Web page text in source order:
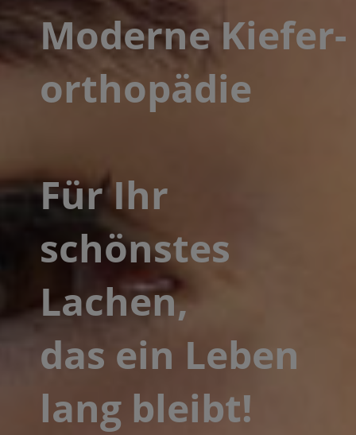
Moderne Kiefer­
ortho­pädie
Für Ihr
schönstes
Lachen,
das ein Leben
lang bleibt!